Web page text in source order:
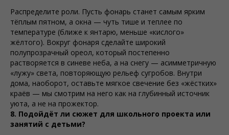
Распределите роли. Пусть фонарь станет самым ярким
тёплым пятном, а окна — чуть тише и теплее по
температуре (ближе к янтарю, меньше «кислого»
жёлтого). Вокруг фонаря сделайте широкий
полупрозрачный ореол, который постепенно
растворяется в синеве неба, а на снегу — асимметричную
«лужу» света, повторяющую рельеф сугробов. Внутри
дома, наоборот, оставьте мягкое свечение без «жёстких»
краёв — мы смотрим на него как на глубинный источник
уюта, а не на прожектор.
8. Подойдёт ли сюжет для школьного проекта или
занятий с детьми?